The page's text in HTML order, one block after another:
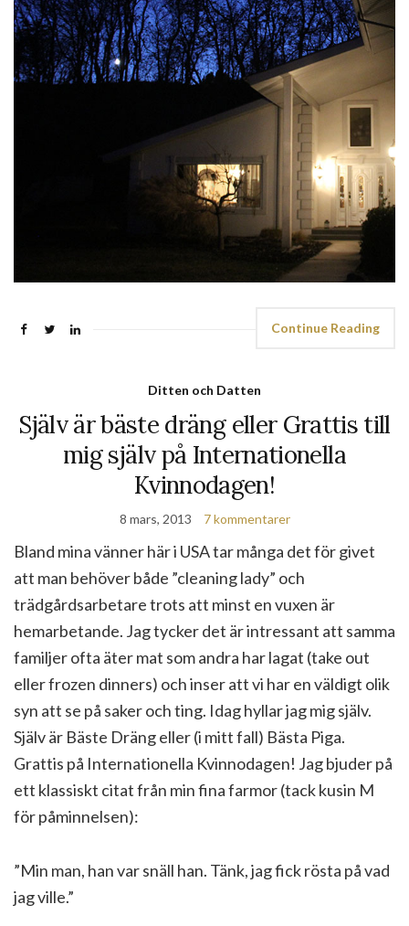
Continue Reading
Ditten och Datten
Själv är bäste dräng eller Grattis till
mig själv på Internationella
Kvinnodagen!
8 mars, 2013 7 kommentarer
Bland mina vänner här i USA tar många det för givet
att man behöver både ”cleaning lady” och
trädgårdsarbetare trots att minst en vuxen är
hemarbetande. Jag tycker det är intressant att samma
familjer ofta äter mat som andra har lagat (take out
eller frozen dinners) och inser att vi har en väldigt olik
syn att se på saker och ting. Idag hyllar jag mig själv.
Själv är Bäste Dräng eller (i mitt fall) Bästa Piga.
Grattis på Internationella Kvinnodagen! Jag bjuder på
ett klassiskt citat från min fina farmor (tack kusin M
för påminnelsen):
”Min man, han var snäll han. Tänk, jag fick rösta på vad
jag ville.”